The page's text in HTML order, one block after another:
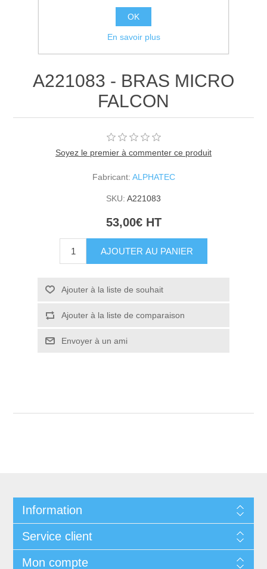
A221083 - BRAS MICRO
FALCON
Soyez le premier à commenter ce produit
Fabricant: ALPHATEC
SKU: A221083
53,00€ HT
AJOUTER AU PANIER
Ajouter à la liste de souhait
Ajouter à la liste de comparaison
Envoyer à un ami
Information
Service client
Mon compte
OK
En savoir plus